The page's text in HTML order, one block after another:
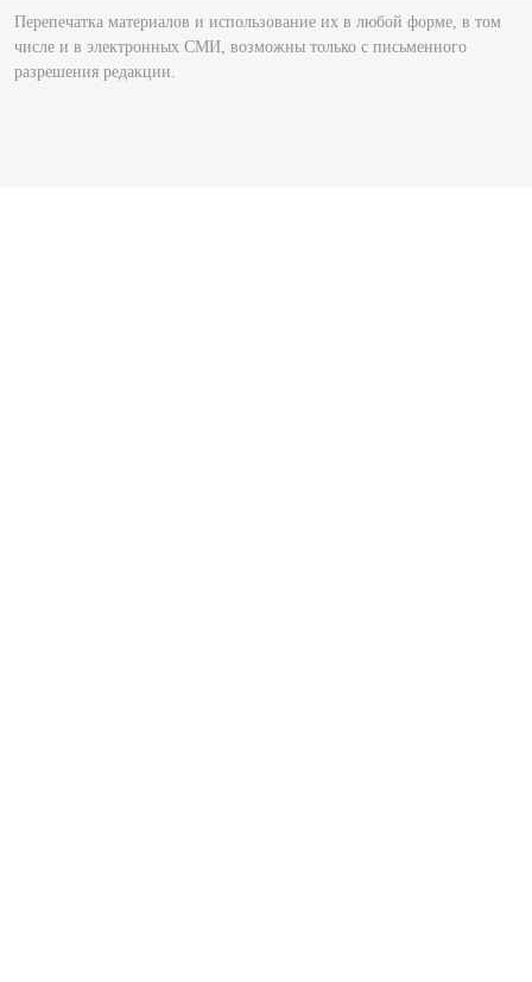
Перепечатка материалов и использование их в любой форме, в том
числе и в электронных СМИ, возможны только с письменного
разрешения редакции.